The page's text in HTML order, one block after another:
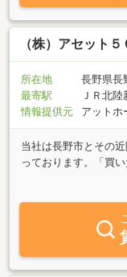
（株）アセット５
所在地
長野県長
最寄駅
ＪＲ北
情報提供元
アットホ
当社は長野市とその
っております。「買
を心掛けております